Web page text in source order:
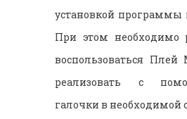
установкой программы
При этом необходимо
воспользоваться
реализовать с
галочки в необходимой